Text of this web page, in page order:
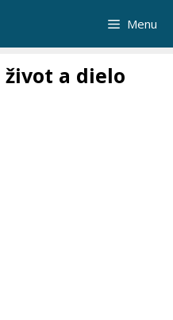
Menu
život a dielo